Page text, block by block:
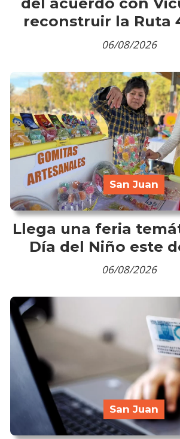
reconstruir la Ruta
06/08/2026
Llega una feria
Día del Niño este
San Juan
06/08/2026
San Juan